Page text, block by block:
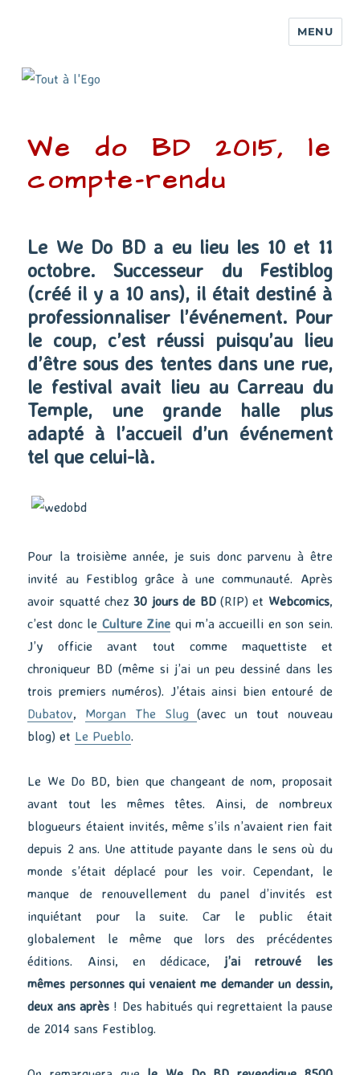
MENU
We do BD 2015, le
compte-rendu
Le We Do BD a eu lieu les 10 et 11
octobre. Successeur du Festiblog
(créé il y a 10 ans), il était destiné à
professionnaliser l’événement. Pour
le coup, c’est réussi puisqu’au lieu
d’être sous des tentes dans une rue,
le festival avait lieu au Carreau du
Temple, une grande halle plus
adapté à l’accueil d’un événement
tel que celui-là.
Pour la troisième année, je suis donc parvenu à être
invité au Festiblog grâce à une communauté. Après
avoir squatté chez30 jours de BD(RIP) et Webcomics,
c’est donc le Culture Zine qui m’a accueilli en son sein.
J’y officie avant tout comme maquettiste et
chroniqueur BD (même si j’ai un peu dessiné dans les
trois premiers numéros). J’étais ainsi bien entouré de
Dubatov, Morgan The Slug(avec un tout nouveau
blog) et Le Pueblo.
Le We Do BD, bien que changeant de nom, proposait
avant tout les mêmes têtes. Ainsi, de nombreux
blogueurs étaient invités, même s’ils n’avaient rien fait
depuis 2 ans. Une attitude payante dans le sens où du
monde s’était déplacé pour les voir. Cependant, le
manque de renouvellement du panel d’invités est
inquiétant pour la suite. Car le public était
globalement le même que lors des précédentes
éditions. Ainsi, en dédicace, j’ai retrouvé les
mêmes personnes qui venaient me demander un dessin,
deux ans après ! Des habitués qui regrettaient la pause
de 2014 sans Festiblog.